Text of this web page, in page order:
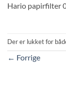
Hario papirfilter
Der er lukket for
← Forrige